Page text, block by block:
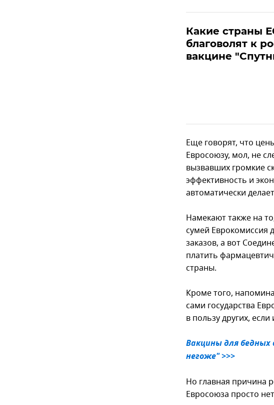
Какие страны
благоволят к
вакцине
Еще говорят, что
Евросоюзу, мол, не
вызвавших громкие
эффективность и
автоматически
Намекают также на
сумей Еврокомиссия
заказов, а вот
платить
страны.
Кроме того,
сами государства
в пользу других,
Вакцины для
негоже" >>>
Но главная причина
Евросоюза просто